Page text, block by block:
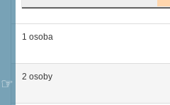
1 osoba
2 osoby